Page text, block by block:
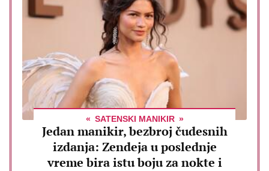
SATENSKI MANIKIR
Jedan manikir, bezbroj čudesnih
izdanja: Zendeja u poslednje
vreme bira istu boju za nokte i